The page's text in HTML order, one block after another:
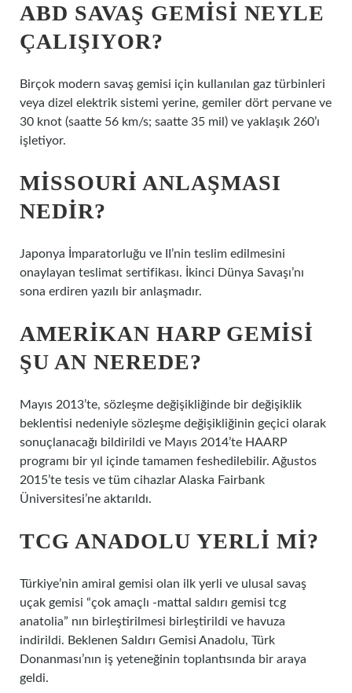
ABD SAVAŞ GEMISI NEYLE
ÇALIŞIYOR?
Birçok modern savaş gemisi için kullanılan gaz türbinleri
veya dizel elektrik sistemi yerine, gemiler dört pervane ve
30 knot (saatte 56 km/s; saatte 35 mil) ve yaklaşık 260’ı
işletiyor.
MISSOURI ANLAŞMASI
NEDIR?
Japonya İmparatorluğu ve II’nin teslim edilmesini
onaylayan teslimat sertifikası. İkinci Dünya Savaşı’nı
sona erdiren yazılı bir anlaşmadır.
AMERIKAN HARP GEMISI
ŞU AN NEREDE?
Mayıs 2013’te, sözleşme değişikliğinde bir değişiklik
beklentisi nedeniyle sözleşme değişikliğinin geçici olarak
sonuçlanacağı bildirildi ve Mayıs 2014’te HAARP
programı bir yıl içinde tamamen feshedilebilir. Ağustos
2015’te tesis ve tüm cihazlar Alaska Fairbank
Üniversitesi’ne aktarıldı.
TCG ANADOLU YERLI MI?
Türkiye’nin amiral gemisi olan ilk yerli ve ulusal savaş
uçak gemisi “çok amaçlı -mattal saldırı gemisi tcg
anatolia” nın birleştirilmesi birleştirildi ve havuza
indirildi. Beklenen Saldırı Gemisi Anadolu, Türk
Donanması’nın iş yeteneğinin toplantısında bir araya
geldi.